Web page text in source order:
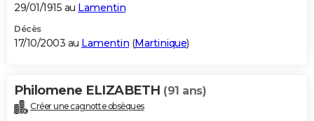
29/01/1915 au Lamentin
Décès
17/10/2003 au Lamentin (Martinique)
Philomene ELIZABETH (91 ans)
Créer une cagnotte obsèques